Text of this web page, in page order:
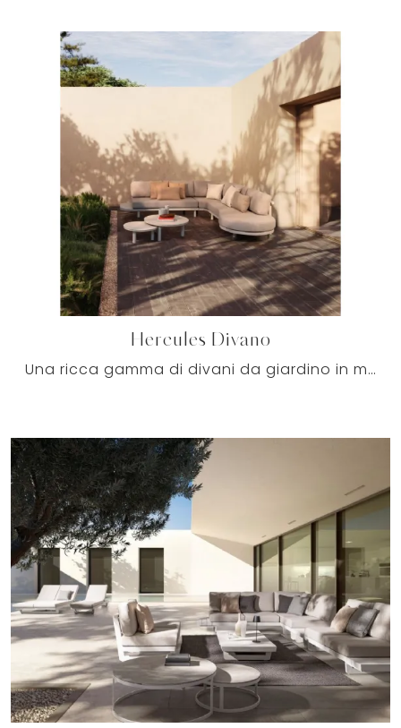
Hercules Divano
Una ricca gamma di divani da giardino in metallo ti sta aspettando nel nostro punto vendita: clicca e scopri il modello Hercules Divano di Bizzotto.